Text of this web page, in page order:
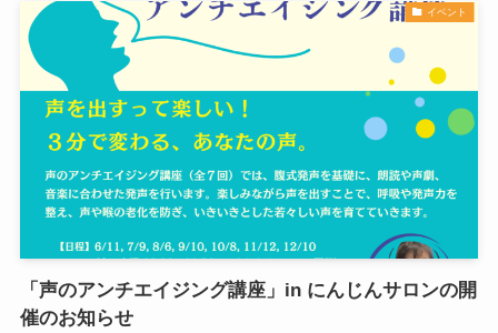
イベント
「声のアンチエイジング講座」in にんじんサロンの開
催のお知らせ